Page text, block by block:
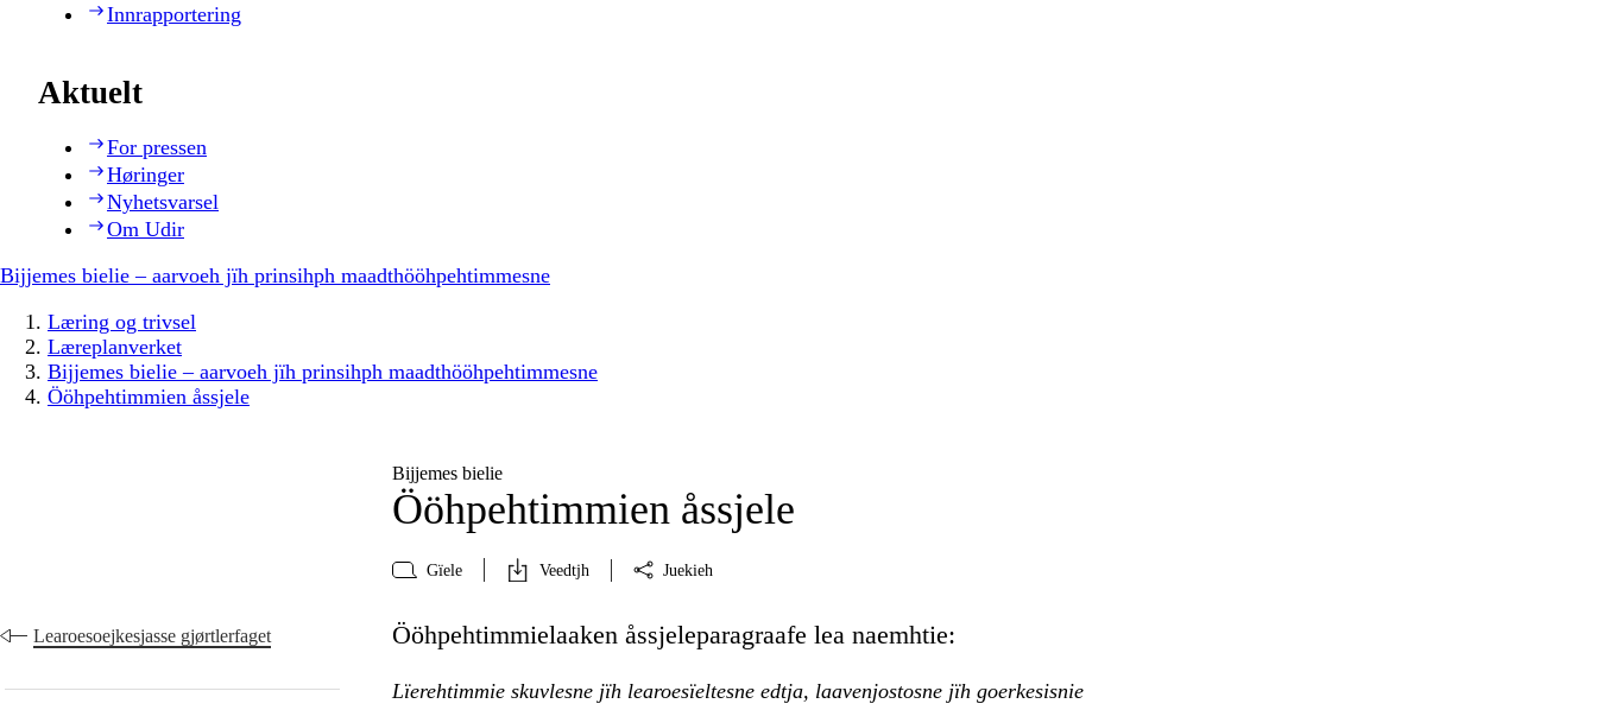
Innrapportering
Aktuelt
For pressen
Høringer
Nyhetsvarsel
Om Udir
Bijjemes bielie – aarvoeh jïh prinsihph maadthööhpehtimmesne
Læring og trivsel
Læreplanverket
Bijjemes bielie – aarvoeh jïh prinsihph maadthööhpehtimmesne
Ööhpehtimmien åssjele
Bijjemes bielie
Ööhpehtimmien åssjele
Gïele Veedtjh Juekieh
Learoesoejkesjasse gjørtlerfaget Ööhpehtimmielaaken åssjeleparagraafe lea naemhtie:
Lïerehtimmie skuvlesne jïh learoesïeltesne edtja, laavenjostosne jïh goerkesisnie